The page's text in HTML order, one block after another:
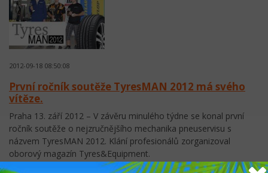
2012-09-18 08:50:08
První ročník soutěže TyresMAN 2012 má svého
vítěze.
Praha 13. září 2012 – V závěru minulého týdne se konal první
ročník soutěže o nejzručnějšího mechanika pneuservisu s
názvem TyresMAN 2012. Klání profesionálů zorganizoval
oborový magazín Tyres&Equipment.